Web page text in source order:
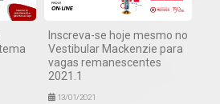
Inscreva-se hoje mesmo no
Vestibular Mackenzie para
vagas remanescentes
2021.1
13/01/2021